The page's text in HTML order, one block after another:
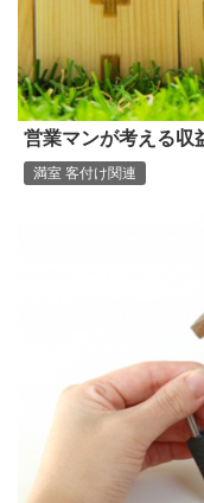
営業マンが考える収
満室 客付け関連